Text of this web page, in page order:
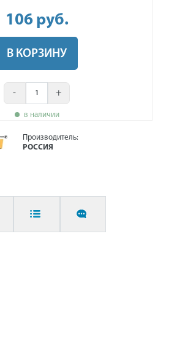
106 руб.
В КОРЗИНУ
- +
в наличии
Производитель:
РОССИЯ